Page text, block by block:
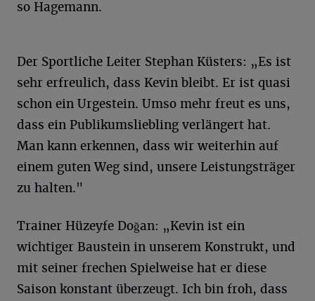
so Hagemann.
Der Sportliche Leiter Stephan Küsters: „Es ist
sehr erfreulich, dass Kevin bleibt. Er ist quasi
schon ein Urgestein. Umso mehr freut es uns,
dass ein Publikumsliebling verlängert hat.
Man kann erkennen, dass wir weiterhin auf
einem guten Weg sind, unsere Leistungsträger
zu halten."
Trainer Hüzeyfe Doğan: „Kevin ist ein
wichtiger Baustein in unserem Konstrukt, und
mit seiner frechen Spielweise hat er diese
Saison konstant überzeugt. Ich bin froh, dass